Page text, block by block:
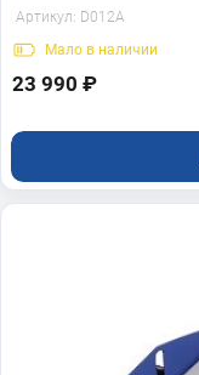
Артикул: D012A
Мало в наличии
23 990 ₽